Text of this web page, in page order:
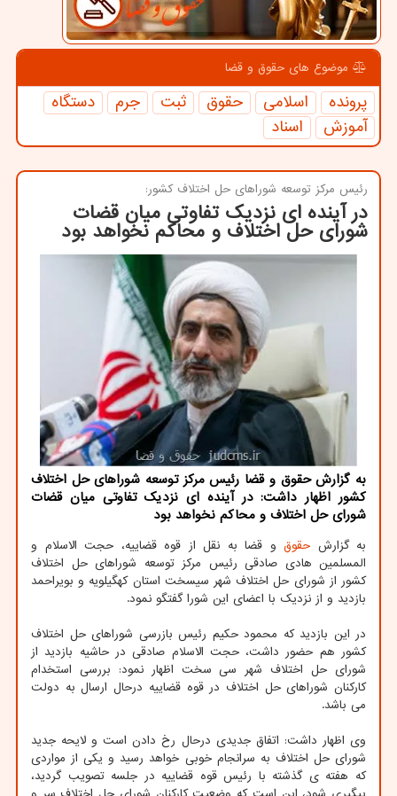
موضوع های حقوق و قضا
پرونده اسلامی حقوق ثبت جرم
دستگاه
آموزش
اسناد
رئیس مركز توسعه شوراهای حل اختلاف كشور:
در آینده ای نزدیک تفاوتی میان قضات
شورای حل اختلاف و محاکم نخواهد بود
به گزارش حقوق و قضا رئیس مرکز توسعه شوراهای حل اختلاف
کشور اظهار داشت: در آینده ای نزدیک تفاوتی میان قضات
شورای حل اختلاف و محاکم نخواهد بود
به گزارش حقوق و قضا به نقل از قوه قضاییه، حجت الاسلام و
المسلمین هادی صادقی رئیس مرکز توسعه شوراهای حل اختلاف
کشور از شورای حل اختلاف شهر سیسخت استان کهگیلویه و بویراحمد
بازدید و از نزدیک با اعضای این شورا گفتگو نمود.
در این بازدید که محمود حکیم رئیس بازرسی شوراهای حل اختلاف
کشور هم حضور داشت، حجت الاسلام صادقی در حاشیه بازدید از
شورای حل اختلاف شهر سی سخت اظهار نمود: بررسی استخدام
کارکنان شوراهای حل اختلاف در قوه قضاییه درحال ارسال به دولت
می باشد.
وی اظهار داشت: اتفاق جدیدی درحال رخ دادن است و لایحه جدید
شورای حل اختلاف به سرانجام خوبی خواهد رسید و یکی از مواردی
که هفته ی گذشته با رئیس قوه قضاییه در جلسه تصویب گردید،